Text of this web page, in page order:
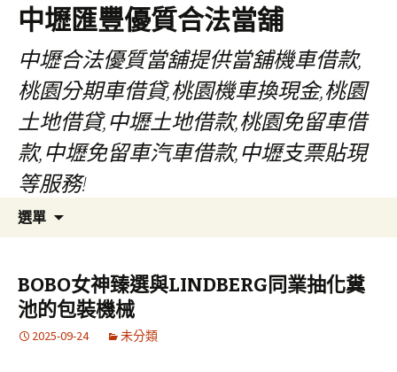
中壢匯豐優質合法當舖
中壢合法優質當舖提供當舖機車借款,
桃園分期車借貸,桃園機車換現金,桃園
土地借貸,中壢土地借款,桃園免留車借
款,中壢免留車汽車借款,中壢支票貼現
等服務!
選單
區
鍵
字:
BOBO女神臻選與LINDBERG同業抽化糞
池的包裝機械
2025-09-24 未分類